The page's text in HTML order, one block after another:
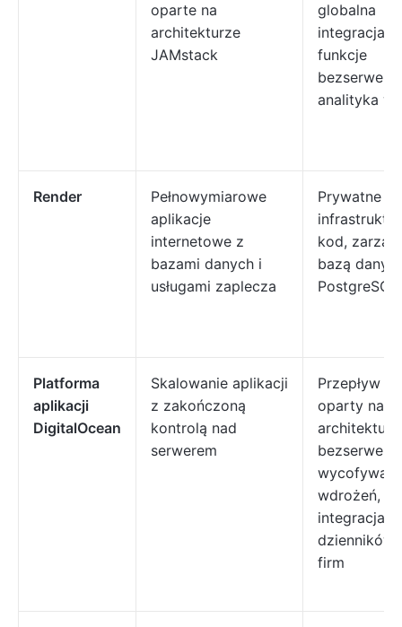
oparte na
architekturze
JAMstack
globalna
integracja
funkcje
analityka
Render
Pełnowymiarowe
aplikacje
internetowe z
bazami danych i
usługami zaplecza
Prywatne
kod,
bazą
PostgreSQL
Platforma
aplikacji
DigitalOcean
Skalowanie aplikacji
z zakończoną
kontrolą nad
serwerem
Przepływ
oparty na
architektura
wdrożeń,
integracja
dzienników
firm